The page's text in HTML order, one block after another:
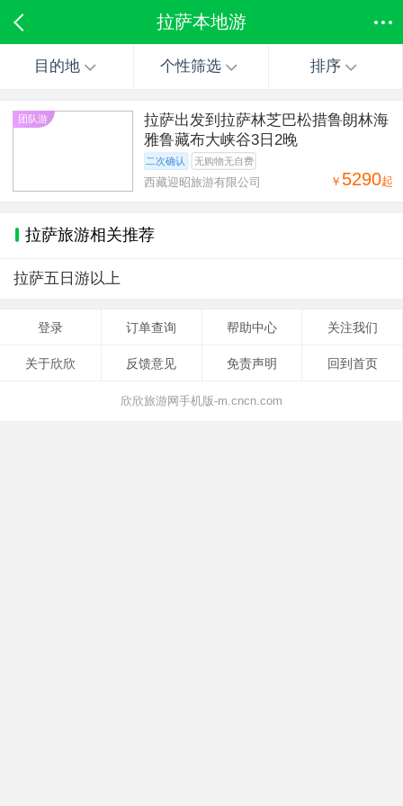
拉萨本地游
目的地 个性筛选 排序
团队游
拉萨出发到拉萨林芝巴松措鲁朗林海
雅鲁藏布大峡谷3日2晚
二次确认 无购物无自费
￥ 5290起
西藏迎昭旅游有限公司
拉萨旅游相关推荐
拉萨五日游以上
登录 订单查询 帮助中心 关注我们
关于欣欣 反馈意见 免责声明 回到首页
欣欣旅游网手机版-m.cncn.com